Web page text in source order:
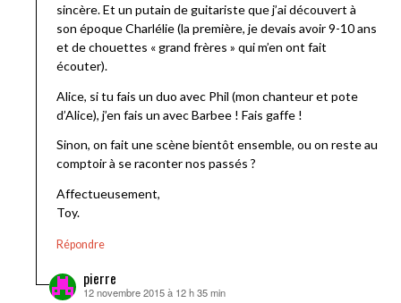
sincère. Et un putain de guitariste que j’ai découvert à
son époque Charlélie (la première, je devais avoir 9-10 ans
et de chouettes « grand frères » qui m’en ont fait
écouter).
Alice, si tu fais un duo avec Phil (mon chanteur et pote
d’Alice), j’en fais un avec Barbee ! Fais gaffe !
Sinon, on fait une scène bientôt ensemble, ou on reste au
comptoir à se raconter nos passés ?
Affectueusement,
Toy.
Répondre
pierre
dit :
12 novembre 2015 à 12 h 35 min